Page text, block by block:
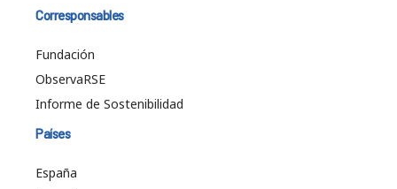
Corresponsables
Fundación
ObservaRSE
Informe de Sostenibilidad
Países
España